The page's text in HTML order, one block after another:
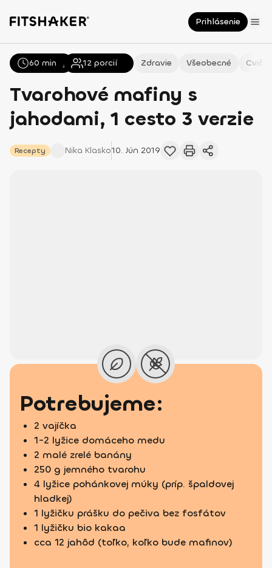
Prihlásenie
Všetky Recepty Zdravie Všeobecné
Tvarohové mafiny s
jahodami, 1 cesto 3 verzie
Recepty Nika Klasko10. Jún 2019
60 min 12 porcií
Potrebujeme:
2 vajíčka
1-2 lyžice domáceho medu
2 malé zrelé banány
250 g jemného tvarohu
4 lyžice pohánkovej múky (príp. špaldovej
hladkej)
1 lyžičku prášku do pečiva bez fosfátov
1 lyžičku bio kakaa
cca 12 jahôd (toľko, koľko bude mafinov)